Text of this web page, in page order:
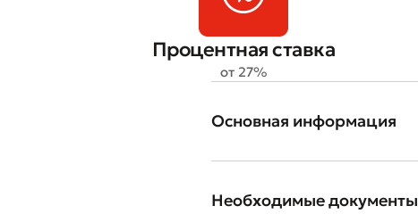
Процентная ставка
от 27%
Основная информация
Необходимые документы